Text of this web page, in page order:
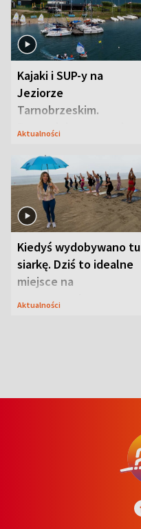
Kajaki i SUP-y na
Jeziorze
Tarnobrzeskim.
Przyrodnicy zwracają
Aktualności
Kiedyś wydobywano tu
siarkę. Dziś to idealne
miejsce na
wypoczynek
Aktualności